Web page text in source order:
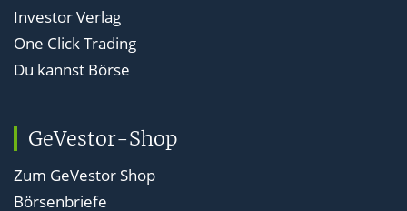
Investor Verlag
One Click Trading
Du kannst Börse
GeVestor-Shop
Zum GeVestor Shop
Börsenbriefe